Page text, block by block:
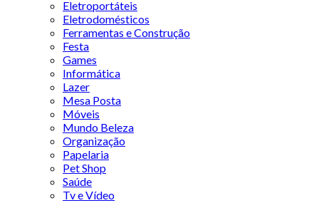
Eletroportáteis
Eletrodomésticos
Ferramentas e Construção
Festa
Games
Informática
Lazer
Mesa Posta
Móveis
Mundo Beleza
Organização
Papelaria
Pet Shop
Saúde
Tv e Vídeo